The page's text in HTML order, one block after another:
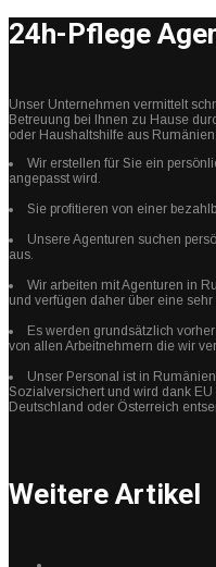
24h-Pflege
Unser Unternehmen vermittelt
Betreuung bei Ihnen zu Hause
oder Haushaltshilfe aus
Wir erstellen für Sie ein
angepasst wird.
Sie profitieren von einer
Unsere Agenturen suchen
aus.
Wir arbeiten mit Agenturen in
und verfügen daher über eine
Es werden grundsätzlich
von allen Arbeitnehmern die wir
Unser Personal ist in
Sozialversichert und wird dank
Deutschland oder Österreich
Weitere Artikel